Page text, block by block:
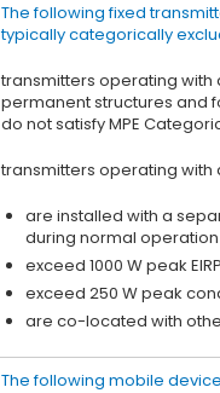
The following fixed
typically categorically
transmitters operating
permanent structures and
do not satisfy MPE
transmitters operating with
are installed with a
during normal operation
exceed 1000 W peak EIRP
exceed 250 W peak
are co-located with
The following mobile